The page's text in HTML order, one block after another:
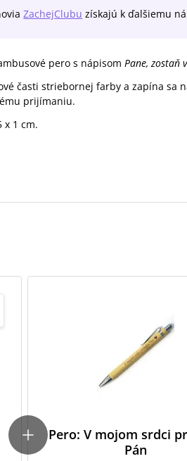
ZachejClubu získajú k ďalšiemu
pero s nápisomPane, zostaň
časti striebornej farby a zapína
prijímaniu.
x 1 cm.
Pero: V mojom srdci
Pán